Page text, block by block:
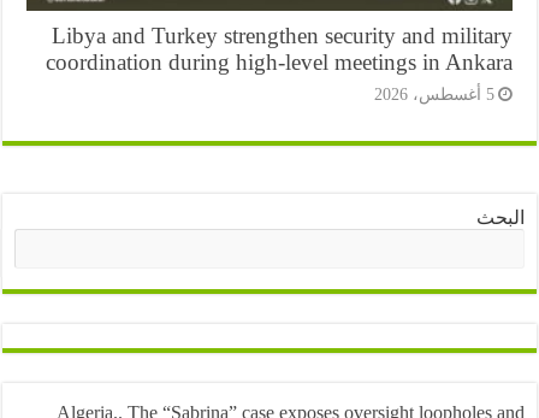
Libya and Turkey strengthen security and
coordination during high-level meetings in
Algeria.. The “Sabrina” case exposes oversight